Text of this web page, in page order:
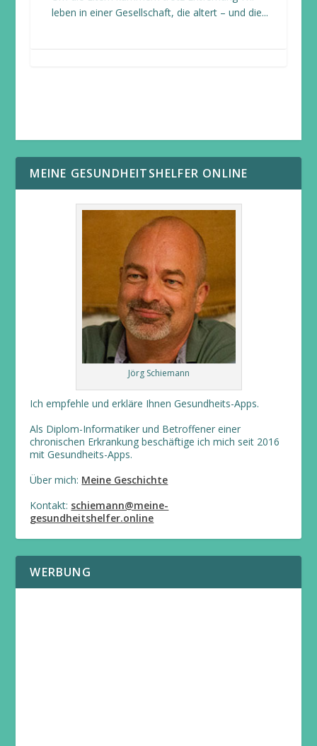
leben in einer Gesellschaft, die altert – und die...
MEINE GESUNDHEITSHELFER ONLINE
Jörg Schiemann
Ich empfehle und erkläre Ihnen Gesundheits-Apps.
Als Diplom-Informatiker und Betroffener einer
chronischen Erkrankung beschäftige ich mich seit 2016
mit Gesundheits-Apps.
Über mich: Meine Geschichte
Kontakt: schiemann@meine-
gesundheitshelfer.online
WERBUNG